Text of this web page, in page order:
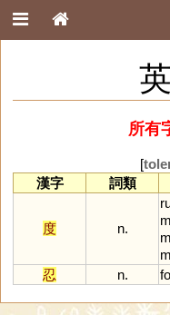
所有
[
漢字
詞類
度 n.
忍
n.